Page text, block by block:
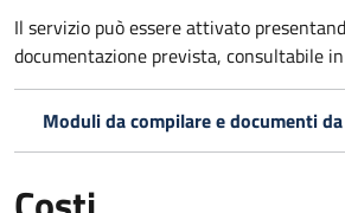
Il servizio può essere attivato
documentazione prevista, consultabile
Moduli da compilare e documenti